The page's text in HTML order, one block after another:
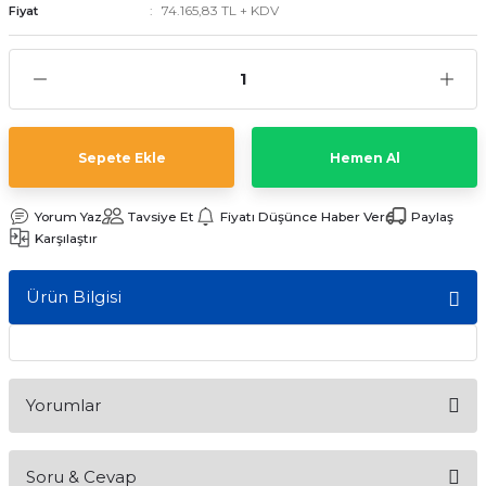
Fiyat 74.165,83 TL + KDV
Sepete Ekle Hemen Al
Yorum Yaz Tavsiye Et Fiyatı Düşünce Haber Ver
Paylaş
Karşılaştır
Ürün Bilgisi
Yorumlar
Soru & Cevap